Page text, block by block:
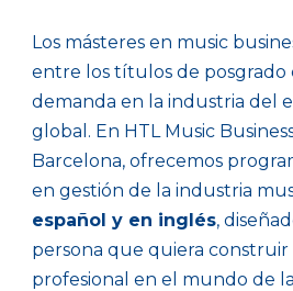
Los másteres en music
entre los títulos de posgrado
demanda en la industria del
global. En HTL Music
Barcelona, ofrecemos
en gestión de la industria
español y en inglés,
persona que quiera construir
profesional en el mundo de